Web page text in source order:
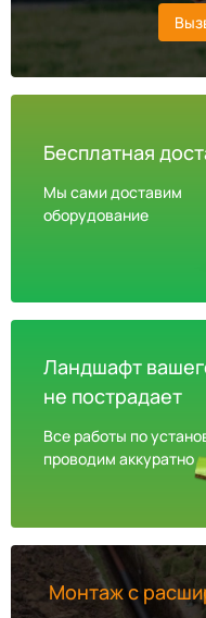
Бесплатная
Мы сами доставим
оборудование
Ландшафт
не пострадает
Все работы по
проводим аккуратно
Монтаж с